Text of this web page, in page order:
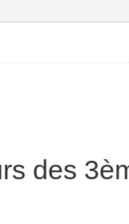
des